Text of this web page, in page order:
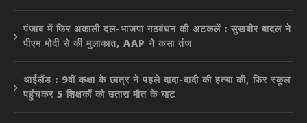
पंजाब में फिर अकाली दल-भाजपा गठबंधन की अटकलें : सुखबीर बादल ने
पीएम मोदी से की मुलाकात, AAP ने कसा तंज
थाईलैंड : 9वीं कक्षा के छात्र ने पहले दादा-दादी की हत्या की, फिर स्कूल
पहुंचकर 5 शिक्षकों को उतारा मौत के घाट